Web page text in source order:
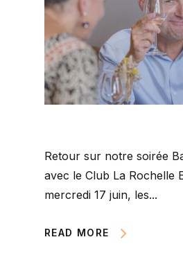
Retour sur notre soirée
avec le Club La Rochelle
mercredi 17 juin, les...
READ MORE